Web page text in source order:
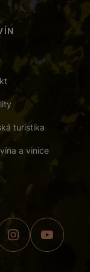
turistika
a vinice